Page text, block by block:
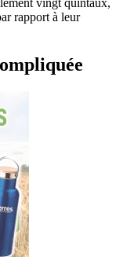
vingt quintaux,
rapport à leur